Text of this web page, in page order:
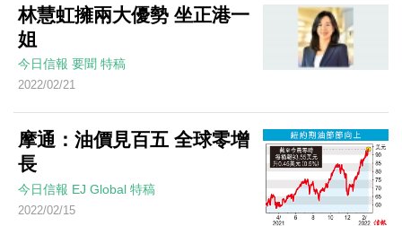
林慧虹擁兩大優勢 坐正港一
姐
今日信報 要聞 特稿
2022/02/21
摩通：油價見百五 全球零增
長
今日信報 EJ Global 特稿
2022/02/15